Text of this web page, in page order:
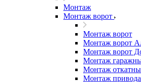
Монтаж
Монтаж ворот
Монтаж ворот
Монтаж ворот
Монтаж ворот
Монтаж
Монтаж
Монтаж